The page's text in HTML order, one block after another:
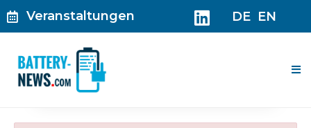
Zum
Inhalt
Veranstaltungen DE EN